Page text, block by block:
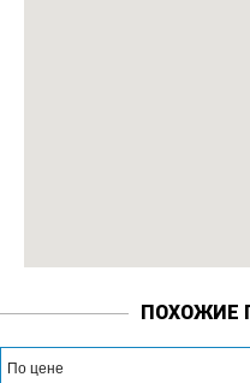
ПОХОЖИЕ
По цене